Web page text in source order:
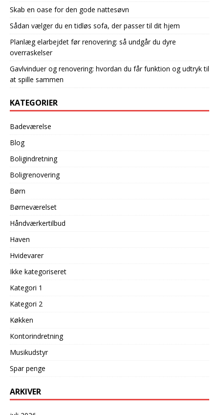
Skab en oase for den gode nattesøvn
Sådan vælger du en tidløs sofa, der passer til dit hjem
Planlæg elarbejdet før renovering: så undgår du dyre
overraskelser
Gavlvinduer og renovering: hvordan du får funktion og udtryk til
at spille sammen
KATEGORIER
Badeværelse
Blog
Boligindretning
Boligrenovering
Børn
Børneværelset
Håndværkertilbud
Haven
Hvidevarer
Ikke kategoriseret
Kategori 1
Kategori 2
Køkken
Kontorindretning
Musikudstyr
Spar penge
ARKIVER